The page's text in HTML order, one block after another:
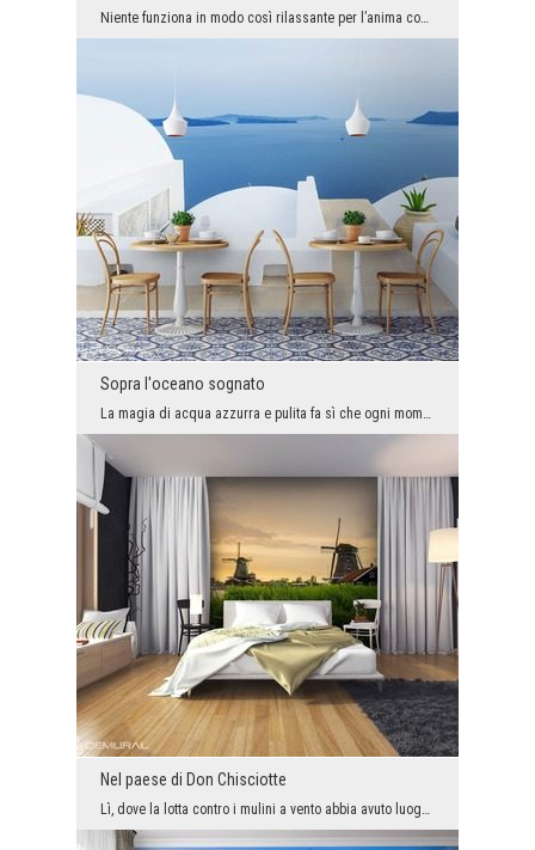
Niente funziona in modo così rilassante per l’anima come l’esperienza visiva piena di leggerezza ...
Sopra l'oceano sognato
La magia di acqua azzurra e pulita fa sì che ogni momento trascorso intorno a questo paesaggio sa...
Nel paese di Don Chisciotte
Lì, dove la lotta contro i mulini a vento abbia avuto luogo non solo una volta, si può creare le ...